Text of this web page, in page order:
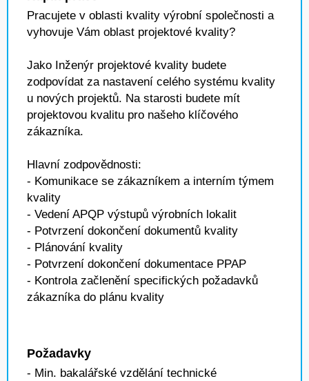
Pracujete v oblasti kvality výrobní společnosti a
vyhovuje Vám oblast projektové kvality?
Jako Inženýr projektové kvality budete
zodpovídat za nastavení celého systému kvality
u nových projektů. Na starosti budete mít
projektovou kvalitu pro našeho klíčového
zákazníka.
Hlavní zodpovědnosti:
- Komunikace se zákazníkem a interním týmem
kvality
- Vedení APQP výstupů výrobních lokalit
- Potvrzení dokončení dokumentů kvality
- Plánování kvality
- Potvrzení dokončení dokumentace PPAP
- Kontrola začlenění specifických požadavků
zákazníka do plánu kvality
Požadavky
- Min. bakalářské vzdělání technické